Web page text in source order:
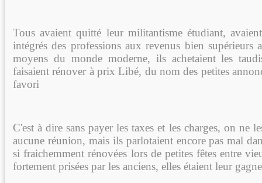
Tous avaient quitté leur militantisme étudiant,
intégrés des professions aux revenus bien supérieurs
moyens du monde moderne, ils achetaient les
faisaient rénover à prix Libé, du nom des petites
favori
C'est à dire sans payer les taxes et les charges, on ne
aucune réunion, mais ils parlotaient encore pas mal
si fraichemment rénovées lors de petites fêtes entre
fortement prisées par les anciens, elles étaient leur